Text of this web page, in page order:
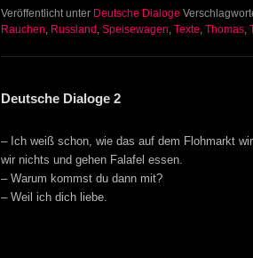
Veröffentlicht unter Deutsche Dialoge
Rauchen Russland Speisewagen Texte Thomas
Deutsche Dialoge 2
– Ich weiß schon, wie das auf dem Flohmarkt
wir nichts und gehen Falafel essen.
– Warum kommst du dann mit?
– Weil ich dich liebe.